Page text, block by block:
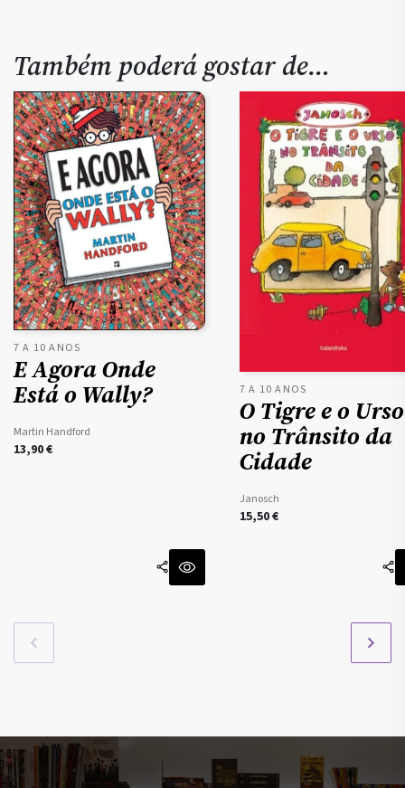
Também poderá gostar de…
7 A 10 ANOS
E Agora Onde
Está o Wally?
Martin Handford
13,90€
7 A 10 ANOS
O Tigre e o Urso
no Trânsito da
Cidade
Janosch
15,50€